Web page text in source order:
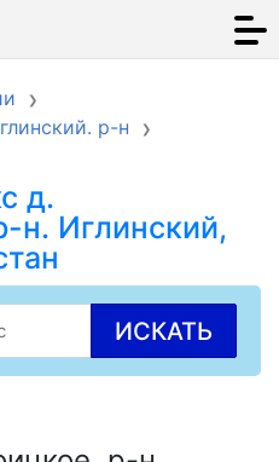
р-н
д.
н. Иглинский,
ИСКАТЬ